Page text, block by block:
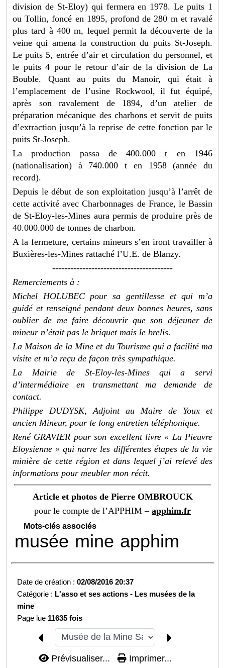
division de St-Eloy) qui fermera en 1978. Le puits 1
ou Tollin, foncé en 1895, profond de 280 m et ravalé
plus tard à 400 m, lequel permit la découverte de la
veine qui amena la construction du puits St-Joseph.
Le puits 5, entrée d’air et circulation du personnel, et
le puits 4 pour le retour d’air de la division de La
Bouble. Quant au puits du Manoir, qui était à
l’emplacement de l’usine Rockwool, il fut équipé,
après son ravalement de 1894, d’un atelier de
préparation mécanique des charbons et servit de puits
d’extraction jusqu’à la reprise de cette fonction par le
puits St-Joseph.
La production passa de 400.000 t en 1946
(nationalisation) à 740.000 t en 1958 (année du
record).
Depuis le début de son exploitation jusqu’à l’arrêt de
cette activité avec Charbonnages de France, le Bassin
de St-Eloy-les-Mines aura permis de produire près de
40.000.000 de tonnes de charbon.
A la fermeture, certains mineurs s’en iront travailler à
Buxières-les-Mines rattaché l’U.E. de Blanzy.
----------------------------------------
Remerciements à :
Michel HOLUBEC pour sa gentillesse et qui m’a
guidé et renseigné pendant deux bonnes heures, sans
oublier de me faire découvrir que son déjeuner de
mineur n’était pas le briquet mais le brelis.
La Maison de la Mine et du Tourisme qui a facilité ma
visite et m’a reçu de façon très sympathique.
La Mairie de St-Eloy-les-Mines qui a servi
d’intermédiaire en transmettant ma demande de
contact.
Philippe DUDYSK, Adjoint au Maire de Youx et
ancien Mineur, pour le long entretien téléphonique.
René GRAVIER pour son excellent livre « La Pieuvre
Eloysienne » qui narre les différentes étapes de la vie
minière de cette région et dans lequel j’ai relevé des
informations pour meubler mon récit.
Article et photos de Pierre OMBROUCK
pour le compte de l’APPHIM – apphim.fr
Mots-clés associés
musée mine apphim
Date de création :02/08/2016 20:37
Catégorie : L'asso et ses actions - Les musées de la
mine
Page lue 11635 fois
Prévisualiser... Imprimer...